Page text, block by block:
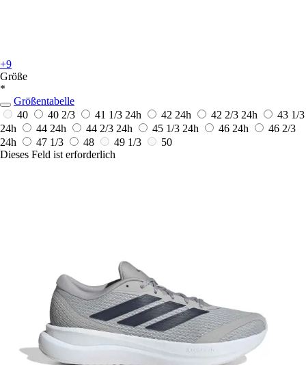
+9
Größe
*
Größentabelle
40
40 2/3 41 1/3 24h 42 24h 42 2/3 24h
43 1/3
24h
44 24h 44 2/3 24h 45 1/3 24h 46 24h
46 2/3
24h
47 1/3 48 49 1/3
50
Dieses Feld ist erforderlich